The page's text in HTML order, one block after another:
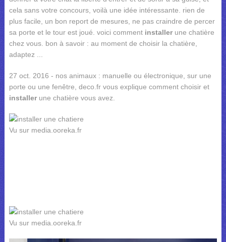
cela sans votre concours, voilà une idée intéressante. rien de
plus facile, un bon report de mesures, ne pas craindre de percer
sa porte et le tour est joué. voici comment installerune chatière
chez vous. bon à savoir : au moment de choisir la chatière,
adaptez ...
27 oct. 2016 - nos animaux : manuelle ou électronique, sur une
porte ou une fenêtre, deco.fr vous explique comment choisir et
installerune chatière vous avez.
Vu sur media.ooreka.fr
Vu sur media.ooreka.fr